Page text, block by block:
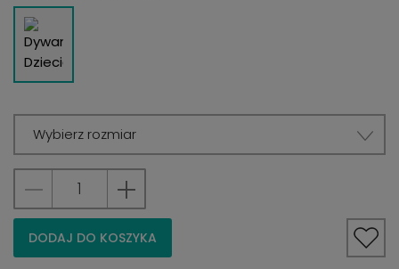
Wybierz rozmiar
DODAJ DO KOSZYKA